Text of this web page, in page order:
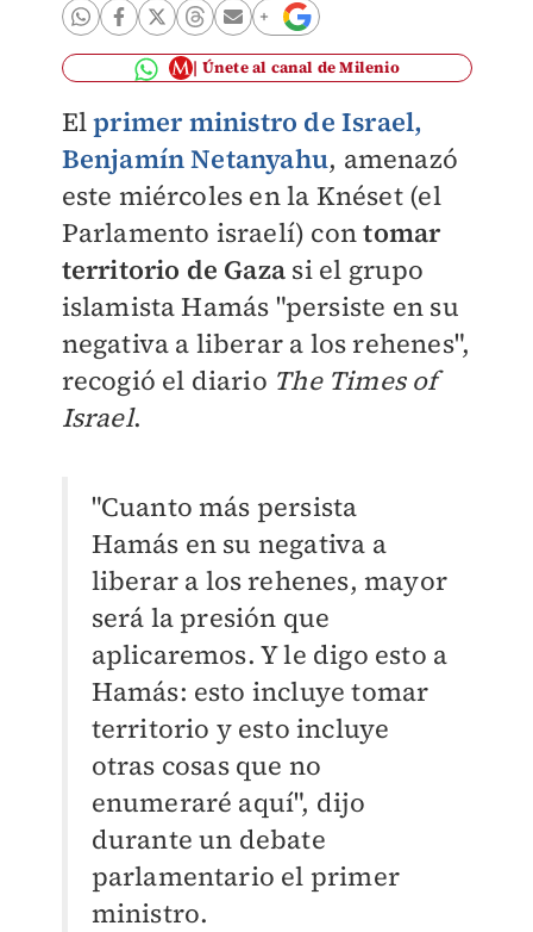
Únete al canal de Milenio
Elprimer ministro de Israel,
Benjamín Netanyahu, amenazó
este miércoles en la Knéset (el
Parlamento israelí) contomar
territorio de Gaza si el grupo
islamista Hamás "persiste en su
negativa a liberar a los rehenes",
recogió el diario The Times of
Israel.
"Cuanto más persista
Hamás en su negativa a
liberar a los rehenes, mayor
será la presión que
aplicaremos. Y le digo esto a
Hamás: esto incluye tomar
territorio y esto incluye
otras cosas que no
enumeraré aquí", dijo
durante un debate
parlamentario el primer
ministro.